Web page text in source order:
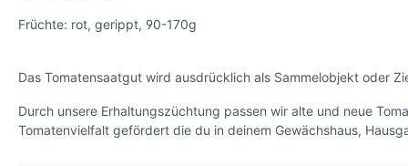
Tomatensamen, kleinwüchsig
Früchte: rot, gerippt, 90-170g
Das Tomatensaatgut wird ausdrücklich als Sammelobjekt oder
Durch unsere Erhaltungszüchtung passen wir alte und neue
Tomatenvielfalt gefördert die du in deinem Gewächshaus,